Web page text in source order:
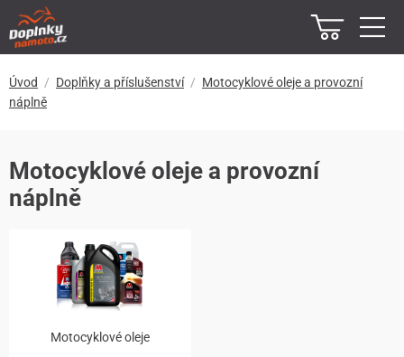
Úvod Doplňky a příslušenství
Motocyklové oleje a provozní
náplně
Motocyklové oleje a provozní
náplně
Motocyklové oleje